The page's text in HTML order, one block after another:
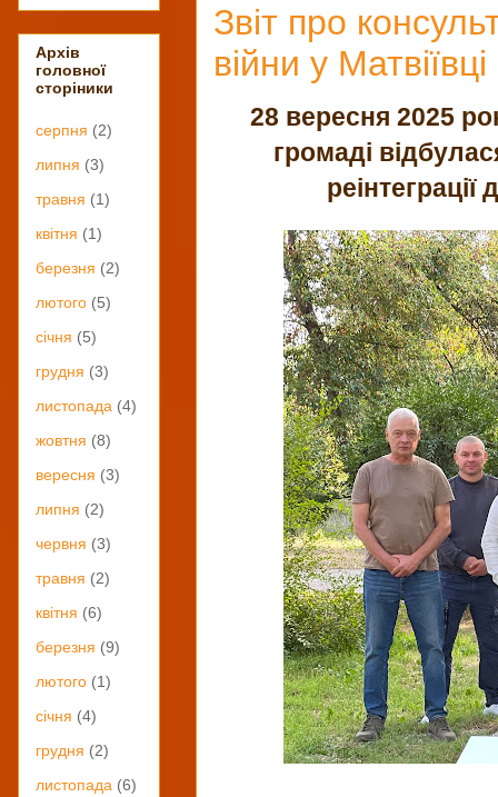
Звіт про
війни у Матвіївці
28 вересня 2025
громаді
Архів
головної
сторіники
серпня (2)
липня (3)
травня (1)
квітня (1)
березня (2)
лютого (5)
січня (5)
грудня (3)
листопада (4)
жовтня (8)
вересня (3)
липня (2)
червня (3)
травня (2)
квітня (6)
березня (9)
лютого (1)
січня (4)
грудня (2)
листопада (6)